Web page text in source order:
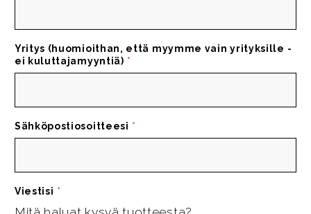
Yritys (huomioithan, että myymme vain yrityksille -
ei kuluttajamyyntiä) *
Sähköpostiosoitteesi *
Viestisi *